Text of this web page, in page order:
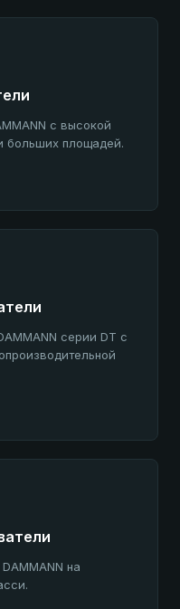
с высокой
больших площадей.
серии DT с
на